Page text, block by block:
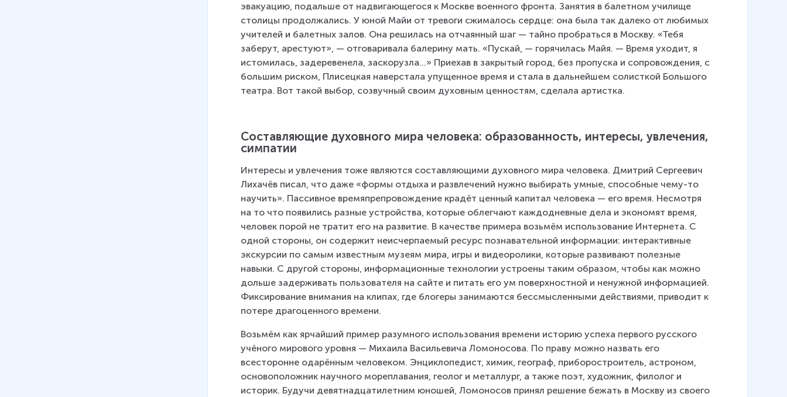
эвакуацию, подальше от надвигающегося к Москве военного фронта. Занятия в балетном училище
столицы продолжались. У юной Майи от тревоги сжималось сердце: она была так далеко от любимых
учителей и балетных залов. Она решилась на отчаянный шаг — тайно пробраться в Москву. «Тебя
заберут, арестуют», — отговаривала балерину мать. «Пускай, — горячилась Майя. — Время уходит, я
истомилась, задеревенела, заскорузла…» Приехав в закрытый город, без пропуска и сопровождения, с
большим риском, Плисецкая наверстала упущенное время и стала в дальнейшем солисткой Большого
театра. Вот такой выбор, созвучный своим духовным ценностям, сделала артистка.
Составляющие духовного мира человека: образованность, интересы, увлечения,
симпатии
Интересы и увлечения тоже являются составляющими духовного мира человека. Дмитрий Сергеевич
Лихачёв писал, что даже «формы отдыха и развлечений нужно выбирать умные, способные чему-то
научить». Пассивное времяпрепровождение крадёт ценный капитал человека — его время. Несмотря
на то что появились разные устройства, которые облегчают каждодневные дела и экономят время,
человек порой не тратит его на развитие. В качестве примера возьмём использование Интернета. С
одной стороны, он содержит неисчерпаемый ресурс познавательной информации: интерактивные
экскурсии по самым известным музеям мира, игры и видеоролики, которые развивают полезные
навыки. С другой стороны, информационные технологии устроены таким образом, чтобы как можно
дольше задерживать пользователя на сайте и питать его ум поверхностной и ненужной информацией.
Фиксирование внимания на клипах, где блогеры занимаются бессмысленными действиями, приводит к
потере драгоценного времени.
Возьмём как ярчайший пример разумного использования времени историю успеха первого русского
учёного мирового уровня — Михаила Васильевича Ломоносова. По праву можно назвать его
всесторонне одарённым человеком. Энциклопедист, химик, географ, приборостроитель, астроном,
основоположник научного мореплавания, геолог и металлург, а также поэт, художник, филолог и
историк. Будучи девятнадцатилетним юношей, Ломоносов принял решение бежать в Москву из своего